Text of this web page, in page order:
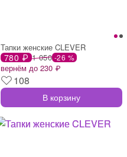
Тапки женские CLEVER
780 ₽ 1 050 -26 %
вернём до 230 ₽
108
В корзину